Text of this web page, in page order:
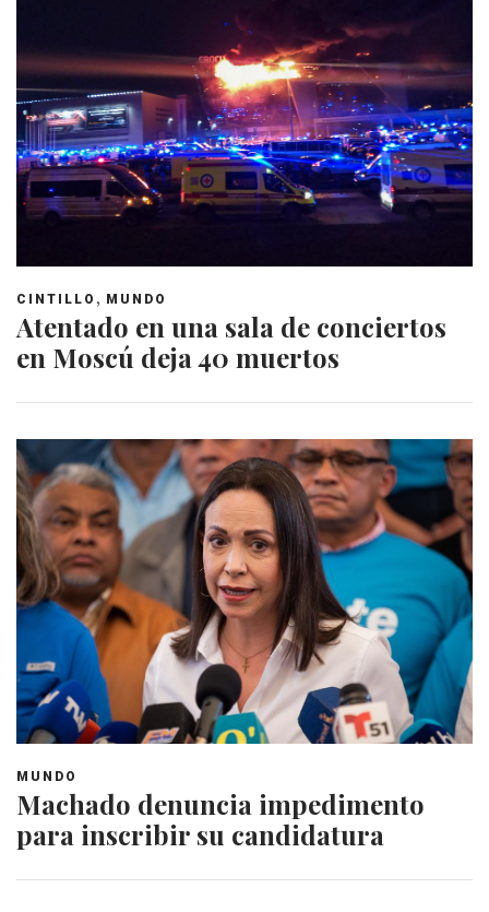
CINTILLO , MUNDO
Atentado en una sala de conciertos
en Moscú deja 40 muertos
MUNDO
Machado denuncia impedimento
para inscribir su candidatura